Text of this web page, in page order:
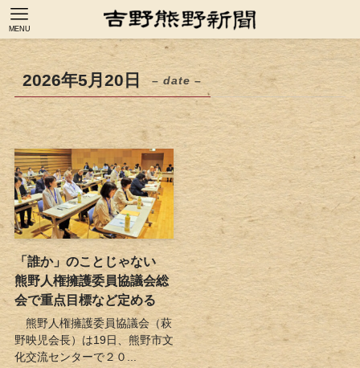
MENU
2026年5月20日 – date –
「誰か」のことじゃない
熊野人権擁護委員協議会総
会で重点目標など定める
熊野人権擁護委員協議会（萩
野映児会長）は19日、熊野市文
化交流センターで２０...